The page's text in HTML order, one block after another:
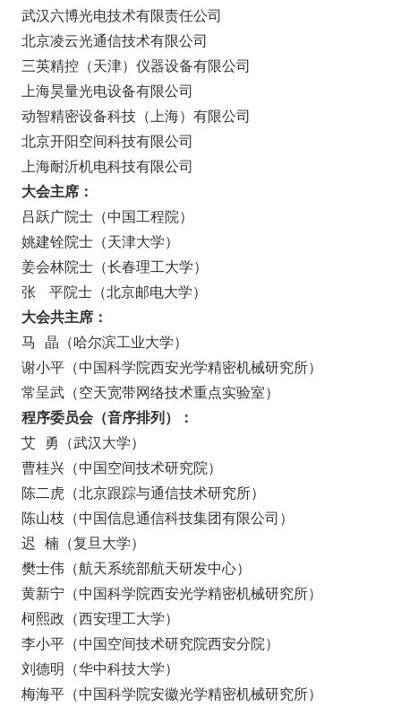
武汉六博光电技术有限责任公司
北京凌云光通信技术有限公司
三英精控（天津）仪器设备有限公司
上海昊量光电设备有限公司
动智精密设备科技（上海）有限公司
北京开阳空间科技有限公司
上海耐沂机电科技有限公司
大会主席：
吕跃广院士（中国工程院）
姚建铨院士（天津大学）
姜会林院士（长春理工大学）
张 平院士（北京邮电大学）
大会共主席：
马 晶（哈尔滨工业大学）
谢小平（中国科学院西安光学精密机械研究所）
常呈武（空天宽带网络技术重点实验室）
程序委员会（音序排列）
：
艾 勇（武汉大学）
曹桂兴（中国空间技术研究院）
陈二虎（北京跟踪与通信技术研究所）
陈山枝（中国信息通信科技集团有限公司）
迟 楠（复旦大学）
樊士伟（航天系统部航天研发中心）
黄新宁（中国科学院西安光学精密机械研究所）
柯熙政（西安理工大学）
李小平（中国空间技术研究院西安分院）
刘德明（华中科技大学）
梅海平（中国科学院安徽光学精密机械研究所）